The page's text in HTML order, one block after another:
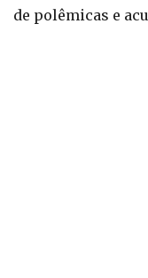
de polêmicas e